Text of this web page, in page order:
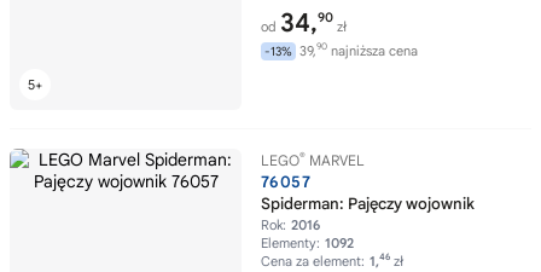
od 34,90
zł
-13% 39,90 najniższa cena
LEGO® MARVEL
76057
Spiderman: Pajęczy wojownik
Rok: 2016
Elementy: 1092
Cena za element: 1,46 zł